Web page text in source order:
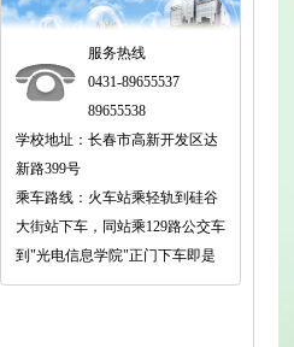
服务热线
0431-89655537
89655538
学校地址：长春市高新开发区达
新路399号
乘车路线：火车站乘轻轨到硅谷
大街站下车，同站乘129路公交车
到"光电信息学院"正门下车即是